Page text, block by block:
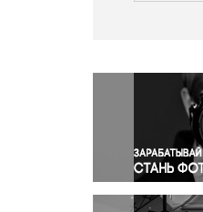
Политика
Религия